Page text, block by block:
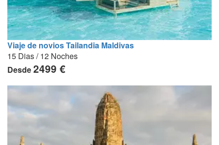
Viaje de novios Tailandia Maldivas
15 Dias / 12 Noches
Desde2499 €